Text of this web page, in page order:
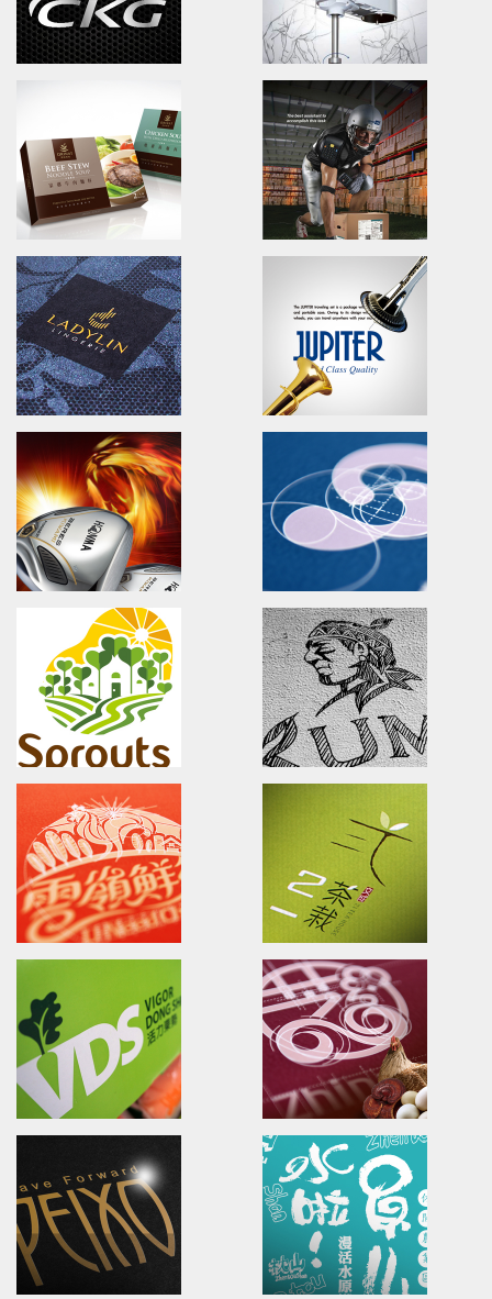
SINYI REALTY
Advertising.Print.Magazine.Activity
信義房屋/人才招募活動/廣告設計/主視覺設計
YUNSHAN
Brand
雲山藝文咖啡茶館/品牌識別/包裝
CGK POWER
Branding.packaging.marketing.
車王動力/品牌識別/包裝設計/行銷策略
EPSON ProSix6
Advertising Design/
愛普生科技/廣告設計/雜誌稿設計
ORINAT FOOD
Branding.packaging.marketing.
原味恰恰/品牌識別/包裝設計/行銷策略
CIPHERLAB CP60
欣技資訊/全球廣告設計/產品影片/
LADYLIN LINGERIE
Branding.packaging.marketing.
蕾迪琳塑身衣/品牌識別/包裝設計/行銷策略
JUTIPER
Advertising.Print.Magazine
功學社/廣告設計/雜誌廣告設計
HONMA GOLF
BERES KIWAMI
HONMA-Passion for a New Challenge
本間高爾夫球/日本頂級工藝高爾夫球
全新上市!
SYNMOSA GROUP
The leading Specialty
Biopharmaceutical
健僑信元集團/品牌識別/海報/型錄
Sprouts Family Yard
Brand name.Packaging.Marketing.
斯布特芽田/品牌命名/品牌識別/包裝設計
KUMY TEA
古邁農場/品牌識別/包裝設計/行銷
U-need Chicken
Branding.packaging.Poster.
雲嶺鮮雞/品牌識別/包裝設計/行銷策略
21TEA HOUSE
二一茶栽/品牌識別/包裝設計/行銷